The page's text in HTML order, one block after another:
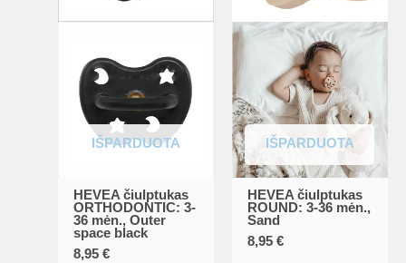
IŠPARDUOTA
HEVEA čiulptukas
ORTHODONTIC: 3-
36 mėn., Outer
space black
8,95€
IŠPARDUOTA
HEVEA čiulptukas
ROUND: 3-36 mėn.,
Sand
8,95€